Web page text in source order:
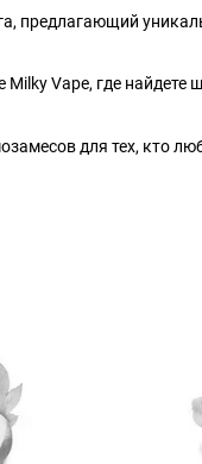
предлагающий
Vape, где
для тех, кто